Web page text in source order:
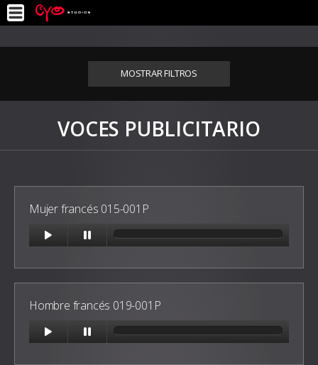
MOSTRAR FILTROS
VOCES PUBLICITARIO
Mujer francés 015-001P
Hombre francés 019-001P